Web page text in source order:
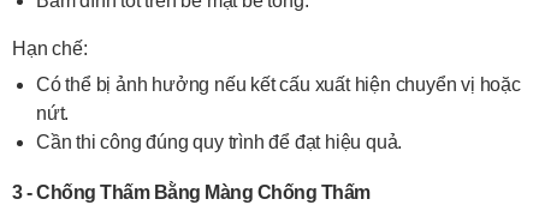
Hạn chế:
Có thể bị ảnh hưởng nếu kết cấu xuất hiện chuyển vị hoặc
nứt.
Cần thi công đúng quy trình để đạt hiệu quả.
3 - Chống Thấm Bằng Màng Chống Thấm